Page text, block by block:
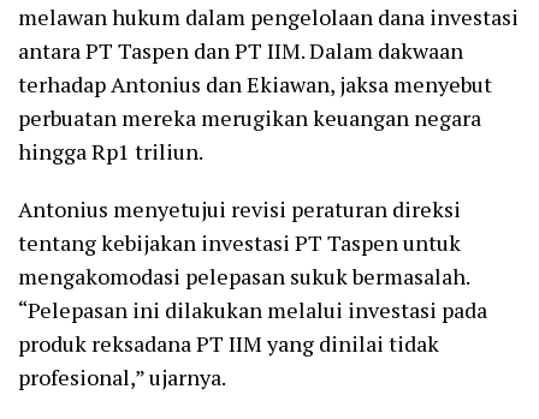
melawan hukum dalam pengelolaan dana investasi
antara PT Taspen dan PT IIM. Dalam dakwaan
terhadap Antonius dan Ekiawan, jaksa menyebut
perbuatan mereka merugikan keuangan negara
hingga Rp1 triliun.
Antonius menyetujui revisi peraturan direksi
tentang kebijakan investasi PT Taspen untuk
mengakomodasi pelepasan sukuk bermasalah.
“Pelepasan ini dilakukan melalui investasi pada
produk reksadana PT IIM yang dinilai tidak
profesional,” ujarnya.